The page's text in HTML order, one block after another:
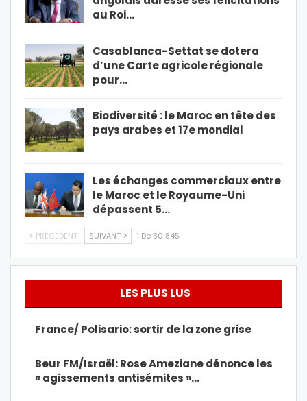
au Roi…
Casablanca-Settat se dotera
d’une Carte agricole régionale
pour…
Biodiversité : le Maroc en tête des
pays arabes et 17e mondial
Les échanges commerciaux entre
le Maroc et le Royaume-Uni
dépassent 5…
PRÉCÉDENT SUIVANT 1 De 30 845
LES PLUS LUS
France/ Polisario: sortir de la zone grise
Beur FM/Israël: Rose Ameziane dénonce les
« agissements antisémites »…